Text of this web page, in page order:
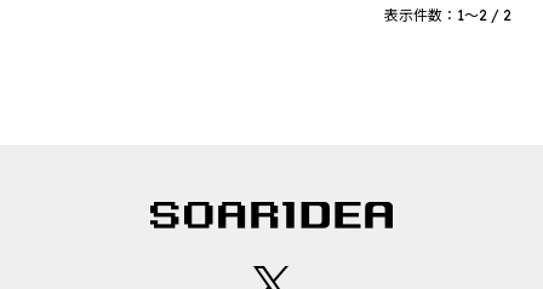
大好評につき再販グッズ 2025
siruko Fanmeeting Tour 2024 ～おまたせ しるこの部
表示件数：1～2 / 2